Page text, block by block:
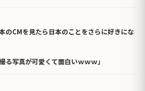
のCMを見たら日本のことをさらに好きにな
る写真が可愛くて面白いｗｗｗ」